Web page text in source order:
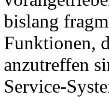
bislang
Funktionen,
anzutreffen
Service-